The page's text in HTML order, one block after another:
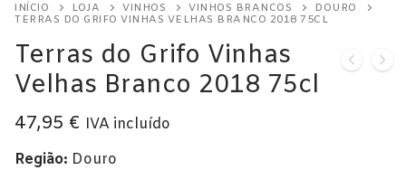
Alentejo
Beira Interior
Bairrada
Dão
INÍCIO LOJA VINHOS VINHOS BRANCOS
DOURO
TERRAS DO GRIFO VINHAS VELHAS BRANCO 2018 75CL
Terras do Grifo Vinhas
Velhas Branco 2018 75cl
47,95 € IVA incluído
Região: Douro